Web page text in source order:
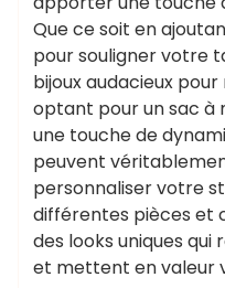
Que ce soit en
pour souligner votre
bijoux audacieux
optant pour un sac
une touche de
peuvent
personnaliser votre
différentes pièces et
des looks uniques
et mettent en valeur